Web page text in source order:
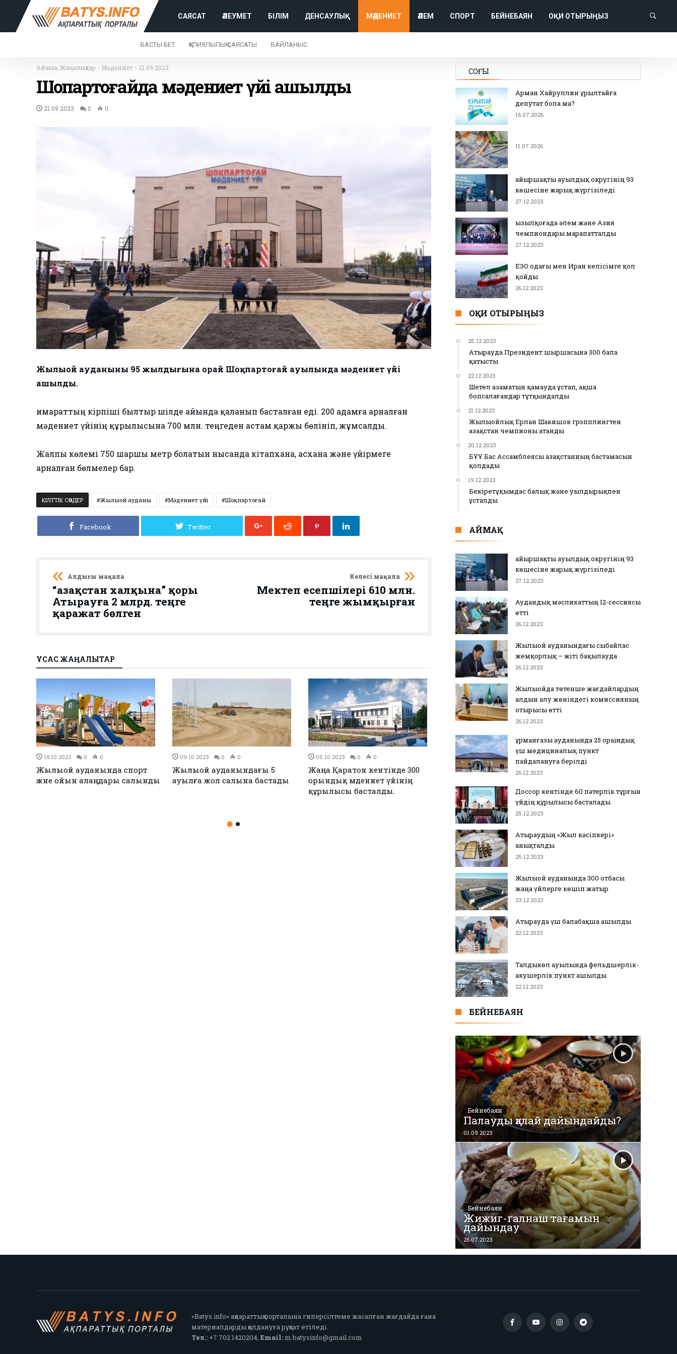
САЯСАТ ӘЛЕУМЕТ БІЛІМ ДЕНСАУЛЫҚ МӘДЕНИЕТ ӘЛЕМ СПОРТ БЕЙНЕБАЯН ОҚИ ОТЫРЫҢЫЗ
БАСТЫ БЕТ ҚҰПИЯЛЫЛЫҚ САЯСАТЫ БАЙЛАНЫС
Аймақ- Жаңалықтар - Мәдениет - 21.09.2023
Шоқпартоғайда мәдениет үйі ашылды
21.09.2023 0 0
Жылыой ауданының 95 жылдығына орай Шоқпартоғай ауылында мәдениет үйі
ашылды.
Ғимараттың кірпіші былтыр шілде айында қаланып басталған еді. 200 адамға арналған
мәдениет үйінің құрылысына 700 млн. теңгеден астам қаржы бөлініп, жұмсалды.
Жалпы көлемі 750 шаршы метр болатын нысанда кітапхана, асхана және үйірмеге
арналған бөлмелер бар.
КІЛТТІК СӨЗДЕР Жылыой ауданы Мәдениет үйі Шоқпартоғай
Facebook Twitter
Алдыңғы мақала
“Қазақстан халқына” қоры
Атырауға 2 млрд. теңге
қаражат бөлген
Келесі мақала
Мектеп есепшілері 610 млн.
теңге жымқырған
ҰҚСАС ЖАҢАЛЫҚТАР
26.09.2023 0 0
Жылыойда «Болашақ К»
қоғамдық қорының
23.09.2023 0 0
Жылыой ауданының 95
жылдығы аталып өтті
21.09.2023 0 0
Шоқпартоғайда мәдениет үйі
ашылды
СОҢҒЫ
Арман Хайруллин Құрылтайға
депутат бола ма?
16.07.2026
11.07.2026
Қайыршақты ауылдық округінің 93
көшесіне жарық жүргізіледі
27.12.2023
Қызылқоғада әлем және Азия
чемпиондары марапатталды
27.12.2023
ЕЭО одағы мен Иран келісімге қол
қойды
26.12.2023
ОҚИ ОТЫРЫҢЫЗ
25.12.2023
Атырауда Президент шыршасына 300 бала
қатысты
22.12.2023
Шетел азаматын қамауда ұстап, ақша
бопсалағандар тұтқындалды
21.12.2023
Жылыойлық Ерлан Шакишов грэпплингтен
Қазақстан чемпионы атанды
20.12.2023
БҰҰ Бас Ассамблеясы Қазақстанның бастамасын
қолдады
19.12.2023
Бекіретұқымдас балық және уылдырықпен
ұсталды
АЙМАҚ
Қайыршақты ауылдық округінің 93
көшесіне жарық жүргізіледі
27.12.2023
Аудандық мәслихаттың 12-сессиясы
өтті
26.12.2023
Жылыой ауданындағы сыбайлас
жемқорлық – жіті бақылауда
26.12.2023
Жылыойда төтенше жағдайлардың
алдын алу жөніндегі комиссияның
отырысы өтті
26.12.2023
Құрманғазы ауданында 25 орындық
үш медициналық пункт
пайдалануға берілді
26.12.2023
Доссор кентінде 60 пәтерлік тұрғын
үйдің құрылысы басталады
25.12.2023
Атыраудың «Жыл кәсіпкері»
анықталды
25.12.2023
Жылыой ауданында 300 отбасы
жаңа үйлерге көшіп жатыр
23.12.2023
Атырауда үш балабақша ашылды
22.12.2023
Талдыкөл ауылында фельдшерлік-
акушерлік пункт ашылды
22.12.2023
БЕЙНЕБАЯН
Бейнебаян
Палауды қалай дайындайды?
01.09.2023
Бейнебаян
Жижиг-галнаш тағамын
дайындау
26.07.2023
«Batys.info» ақпараттық порталына гиперсілтеме жасалған жағдайда ғана
материалдарды қолдануға рұқсат етіледі.
Тел.:+7 702 1420204, Email:m.batysinfo@gmail.com